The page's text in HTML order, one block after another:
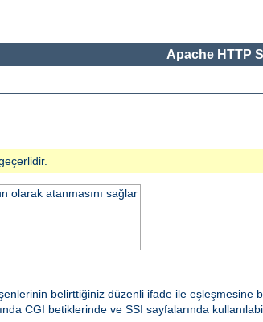
Apache HTTP
olarak atanmasını sağlar
belirttiğiniz düzenli ifade ile eşleşmesine
CGI betiklerinde ve SSI sayfalarında